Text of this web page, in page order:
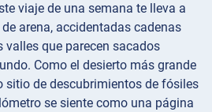
viaje de una semana te lleva a
arena, accidentadas cadenas
valles que parecen sacados
Como el desierto más grande
sitio de descubrimientos de fósiles
se siente como una página